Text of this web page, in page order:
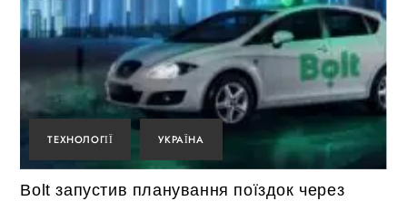
ТЕХНОЛОГІЇ УКРАЇНА
Bolt запустив планування поїздок через